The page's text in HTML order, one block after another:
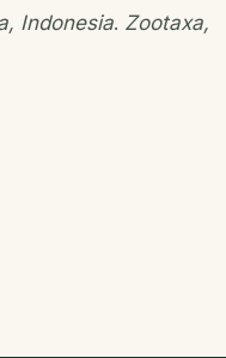
Indonesia. Zootaxa,